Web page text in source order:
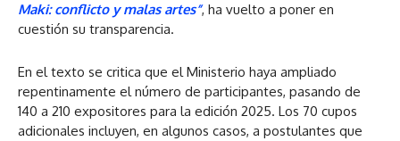
Maki: conflicto y malas artes”, ha vuelto a poner en
cuestión su transparencia.
En el texto se critica que el Ministerio haya ampliado
repentinamente el número de participantes, pasando de
140 a 210 expositores para la edición 2025. Los 70 cupos
adicionales incluyen, en algunos casos, a postulantes que